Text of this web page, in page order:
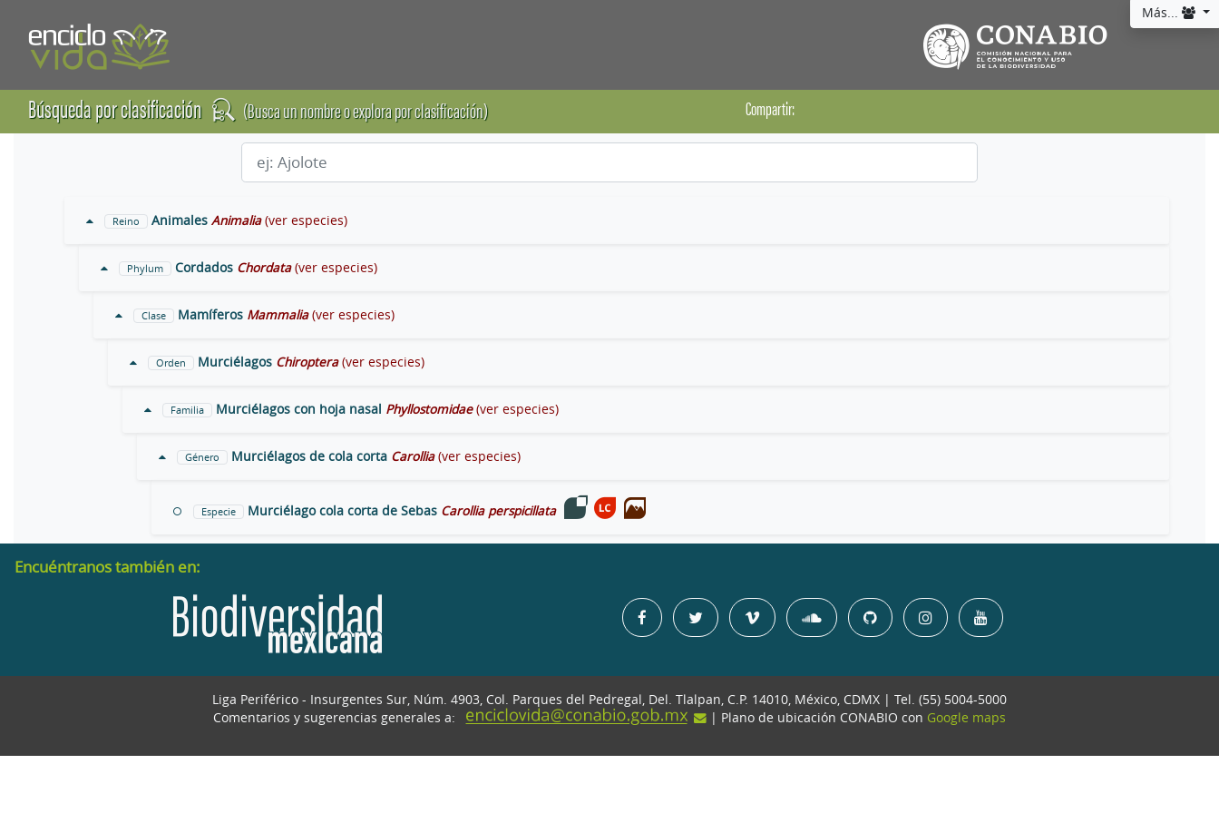
Más...
Búsqueda por clasificación (Busca un nombre o explora por clasificación) Compartir:
Reino Animales Animalia (ver especies)
Phylum Cordados Chordata (ver especies)
Clase Mamíferos Mammalia (ver especies)
Orden Murciélagos Chiroptera (ver especies)
Familia Murciélagos con hoja nasal Phyllostomidae (ver especies)
Género Murciélagos de cola corta Carollia (ver especies)
Especie Murciélago cola corta de Sebas Carollia perspicillata
Encuéntranos también en:
Liga Periférico - Insurgentes Sur, Núm. 4903, Col. Parques del Pedregal, Del. Tlalpan, C.P. 14010, México, CDMX | Tel. (55) 5004-5000
Comentarios y sugerencias generales a:
| Plano de ubicación CONABIO con Google maps